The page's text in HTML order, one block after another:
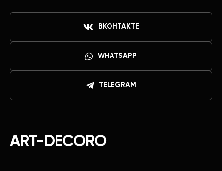
ART-DECORO
ВКОНТАКТЕ
WHATSAPP
TELEGRAM